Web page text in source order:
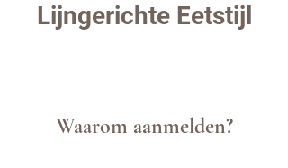
Lijngerichte Eetstijl
Waarom aanmelden?